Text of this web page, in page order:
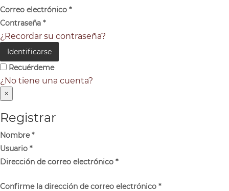
Correo electrónico *
Contraseña *
¿Recordar su contraseña?
Identificarse
Recuérdeme
¿No tiene una cuenta?
×
Registrar
Nombre*
Usuario *
Dirección de correo electrónico *
Confirme la dirección de correo electrónico *